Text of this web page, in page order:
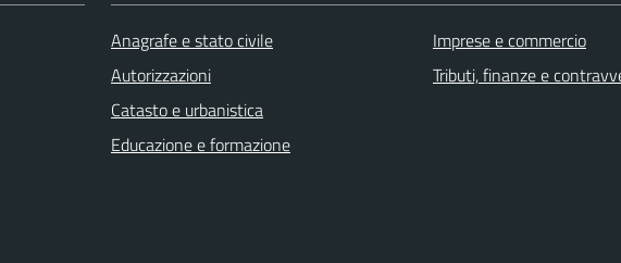
Anagrafe e stato civile
Autorizzazioni
Catasto e urbanistica
Educazione e formazione
Imprese e commercio
Tributi, finanze e